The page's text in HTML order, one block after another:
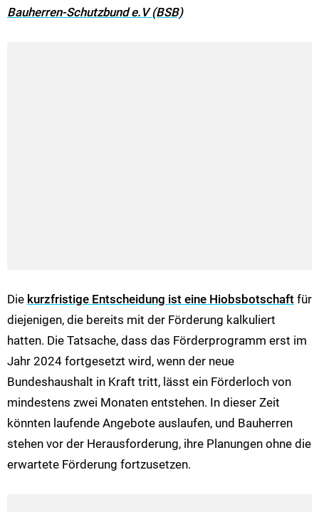
Bauherren-Schutzbund e.V (BSB)
Die kurzfristige Entscheidung ist eine Hiobsbotschaft für
diejenigen, die bereits mit der Förderung kalkuliert
hatten. Die Tatsache, dass das Förderprogramm erst im
Jahr 2024 fortgesetzt wird, wenn der neue
Bundeshaushalt in Kraft tritt, lässt ein Förderloch von
mindestens zwei Monaten entstehen. In dieser Zeit
könnten laufende Angebote auslaufen, und Bauherren
stehen vor der Herausforderung, ihre Planungen ohne die
erwartete Förderung fortzusetzen.